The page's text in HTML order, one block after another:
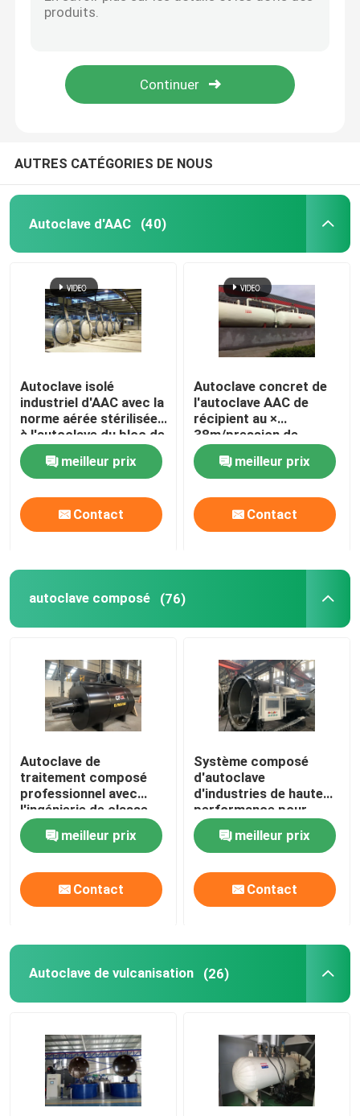
Autoclave de vulcanisation
Autoclave concret
Bois Autoclave
Produits de fibre de carbone
Pièces composées de carbone
Récipients à pression chimiques
Échangeur de chaleur chimique
Colonne chimique
AUTRES CATÉGORIES DE NOUS
Autoclave d'AAC (40)
Autoclave isolé
industriel d'AAC avec la
norme aérée stérilisée
à l'autoclave du bloc de
béton ASME
meilleur prix
Contact
Autoclave concret de
l'autoclave AAC de
récipient au ×
38m/pression de
l'autoclave Φ2.68 de la
brique de vapeur de
large échelle/AAC
meilleur prix
Contact
autoclave composé (76)
Autoclave de
traitement composé
professionnel avec
l'ingénierie de classe
du monde et la
conception de système
unique
meilleur prix
Contact
Système composé
d'autoclave
d'industries de haute
performance pour
matériaux
aérospatiaux/militaires
meilleur prix
Contact
Autoclave de vulcanisation (26)